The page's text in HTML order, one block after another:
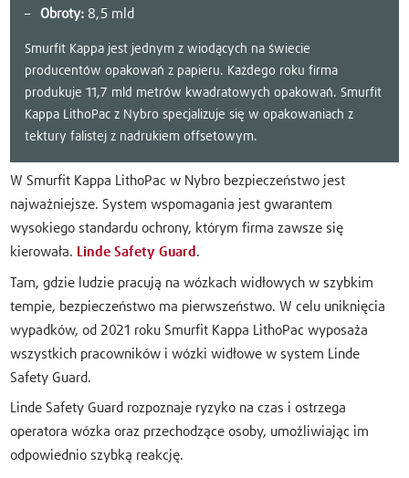
Obroty: 8,5 mld
Smurfit Kappa jest jednym z wiodących na świecie
producentów opakowań z papieru. Każdego roku firma
produkuje 11,7 mld metrów kwadratowych opakowań. Smurfit
Kappa LithoPac z Nybro specjalizuje się w opakowaniach z
tektury falistej z nadrukiem offsetowym.
W Smurfit Kappa LithoPac w Nybro bezpieczeństwo jest
najważniejsze. System wspomagania jest gwarantem
wysokiego standardu ochrony, którym firma zawsze się
kierowała. Linde Safety Guard.
Tam, gdzie ludzie pracują na wózkach widłowych w szybkim
tempie, bezpieczeństwo ma pierwszeństwo. W celu uniknięcia
wypadków, od 2021 roku Smurfit Kappa LithoPac wyposaża
wszystkich pracowników i wózki widłowe w system Linde
Safety Guard.
Linde Safety Guard rozpoznaje ryzyko na czas i ostrzega
operatora wózka oraz przechodzące osoby, umożliwiając im
odpowiednio szybką reakcję.